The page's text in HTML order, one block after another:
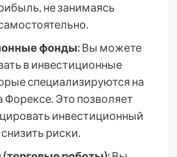
не занимаясь
фонды:Вы можете
в инвестиционные
специализируются на
Форексе. Это позволяет
инвестиционный
риски.